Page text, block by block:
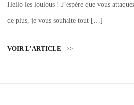
Hello les loulous ! J’espère que vous
de plus, je vous souhaite tout […]
VOIR L'ARTICLE >>